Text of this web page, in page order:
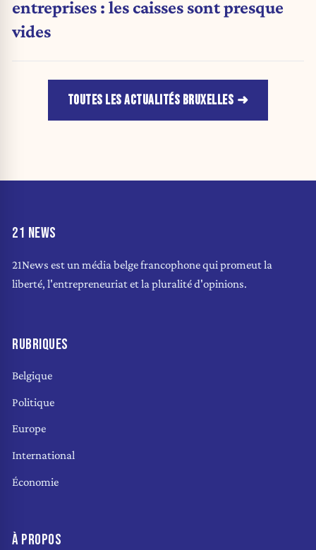
entreprises : les caisses sont presque
vides
TOUTES LES ACTUALITÉS BRUXELLES
21 NEWS
21News est un média belge francophone qui promeut la
liberté, l'entrepreneuriat et la pluralité d'opinions.
RUBRIQUES
Belgique
Politique
Europe
International
Économie
À PROPOS